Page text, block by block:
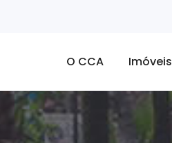
O CCA Imóveis